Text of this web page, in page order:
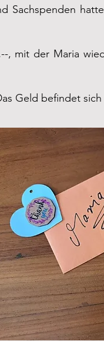
Sachspenden
, mit der Maria
Geld befindet